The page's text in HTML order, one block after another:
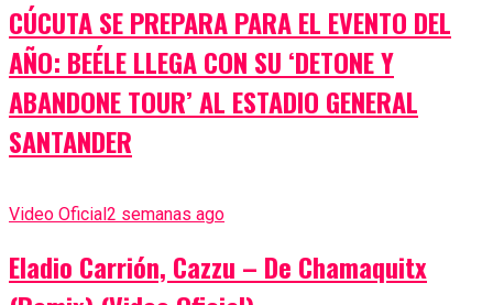
CÚCUTA SE PREPARA PARA EL EVENTO DEL
AÑO: BEÉLE LLEGA CON SU ‘DETONE Y
ABANDONE TOUR’ AL ESTADIO GENERAL
SANTANDER
Video Oficial2 semanas ago
Eladio Carrión, Cazzu – De Chamaquitx